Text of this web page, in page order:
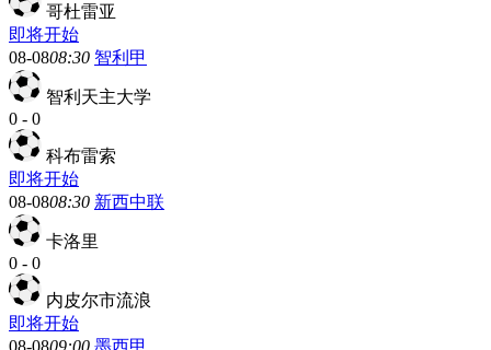
哥杜雷亚
即将开始
08-0808:30 智利甲
智利天主大学
0 - 0
科布雷索
即将开始
08-0808:30 新西中联
卡洛里
0 - 0
内皮尔市流浪
即将开始
08-0809:00 墨西甲